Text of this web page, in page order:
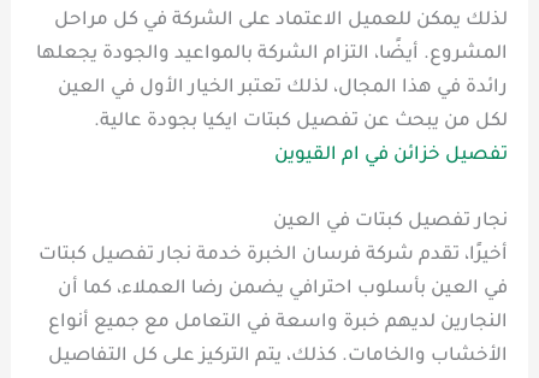
لذلك يمكن للعميل الاعتماد على الشركة في كل مراحل
المشروع. أيضًا، التزام الشركة بالمواعيد والجودة يجعلها
رائدة في هذا المجال، لذلك تعتبر الخيار الأول في العين
لكل من يبحث عن تفصيل كبتات ايكيا بجودة عالية.
تفصيل خزائن في ام القيوين
نجار تفصيل كبتات في العين
أخيرًا، تقدم شركة فرسان الخبرة خدمة نجار تفصيل كبتات
في العين بأسلوب احترافي يضمن رضا العملاء، كما أن
النجارين لديهم خبرة واسعة في التعامل مع جميع أنواع
الأخشاب والخامات. كذلك، يتم التركيز على كل التفاصيل